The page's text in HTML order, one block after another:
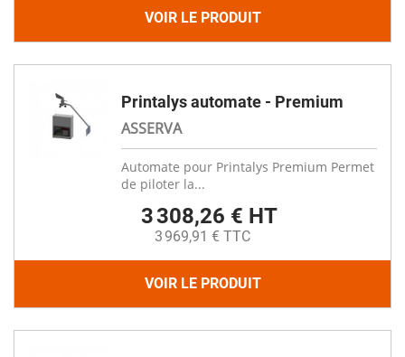
VOIR LE PRODUIT
Printalys automate - Premium
ASSERVA
Automate pour Printalys Premium Permet
de piloter la...
3 308,26 € HT
3 969,91 € TTC
VOIR LE PRODUIT